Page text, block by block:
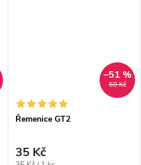
60 Kč
–51 %
Řemenice GT2
35 Kč